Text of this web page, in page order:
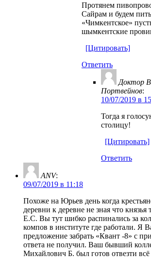
Протянем
Сайрам и будем
«Чимкентское»
шымкентские
[Цитировать]
Ответить
Доктор
Портвейнов:
10/07/2019 в
Тогда я
столицу!
[Цитировать]
Ответить
ANV:
09/07/2019 в 11:18
Похоже на Юрьев день когда
деревни к деревне не зная что князья
Е.С. Вы тут шибко распинались за
компов в институте где работали. Я
предложение забрать «Квант -8» с
ответа не получил. Ваш бывший
Михайлович Б. был готов отвезти всё